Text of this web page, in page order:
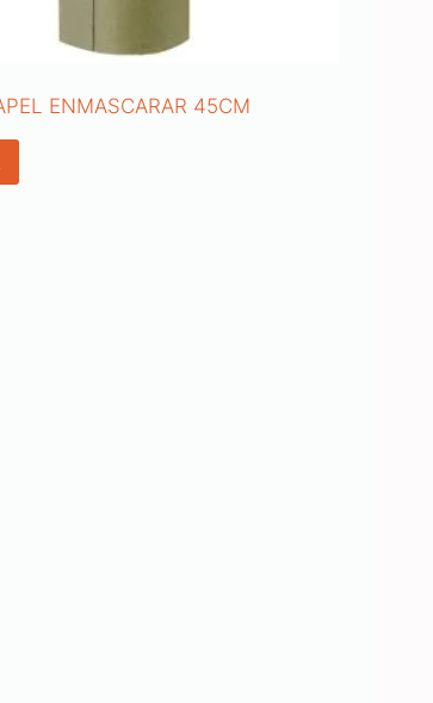
ENMASCARAR 45CM